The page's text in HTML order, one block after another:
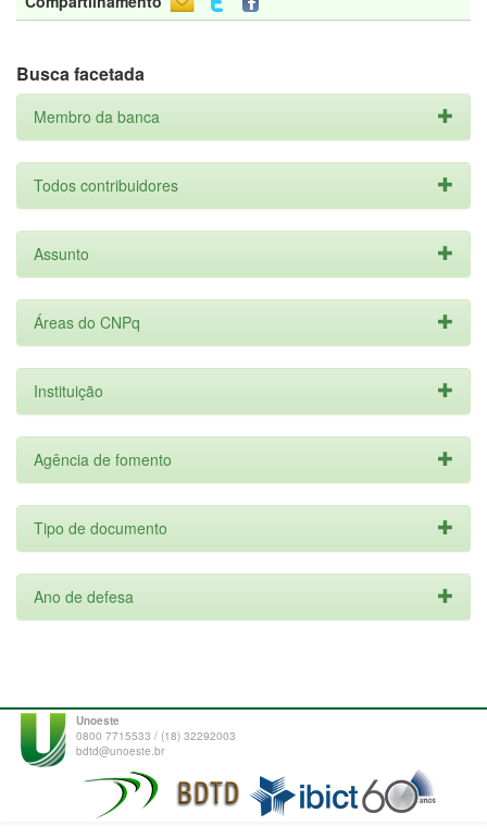
Busca facetada
Membro da banca
Todos contribuidores
Assunto
Áreas do CNPq
Instituição
Agência de fomento
Tipo de documento
Ano de defesa
Unoeste
0800 7715533 / (18) 32292003
bdtd@unoeste.br